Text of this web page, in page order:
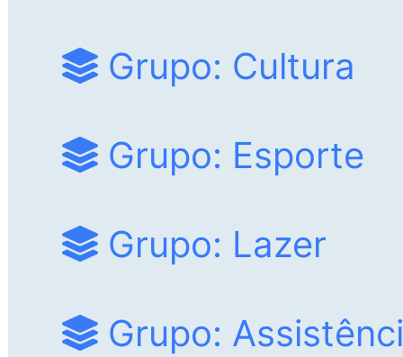
Grupo: Cultura
Grupo: Esporte
Grupo: Lazer
Grupo: